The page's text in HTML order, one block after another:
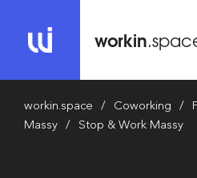
workin
workin.space Coworking
Massy
Stop & Work Massy